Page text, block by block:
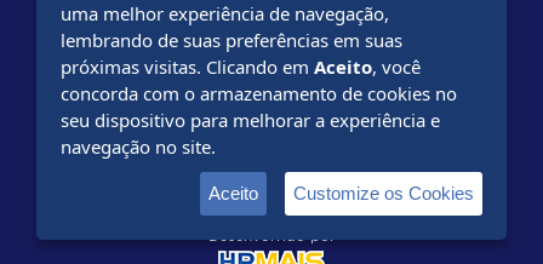
Rod BR-116 km 765 - Leopoldina - 36.700-000
Minas Gerais - Brasil - (32) 3449-4600
www.ambev.com.br
www.emporiodacerveja.com.br
uma melhor experiência de navegação,
lembrando de suas preferências em suas
próximas visitas. Clicando em Aceito, você
concorda com o armazenamento de cookies no
seu dispositivo para melhorar a experiência e
navegação no site.
Aceito Customize os Cookies